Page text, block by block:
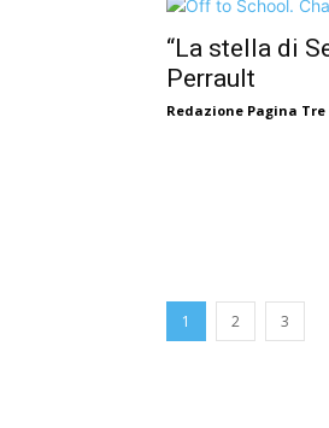
“La stella di
Perrault
Redazione Pagina Tre
1 2 3